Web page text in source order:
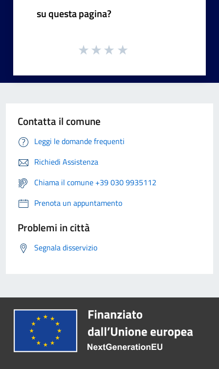
su questa pagina?
Contatta il comune
Leggi le domande frequenti
Richiedi Assistenza
Chiama il comune +39 030 9935112
Prenota un appuntamento
Problemi in città
Segnala disservizio